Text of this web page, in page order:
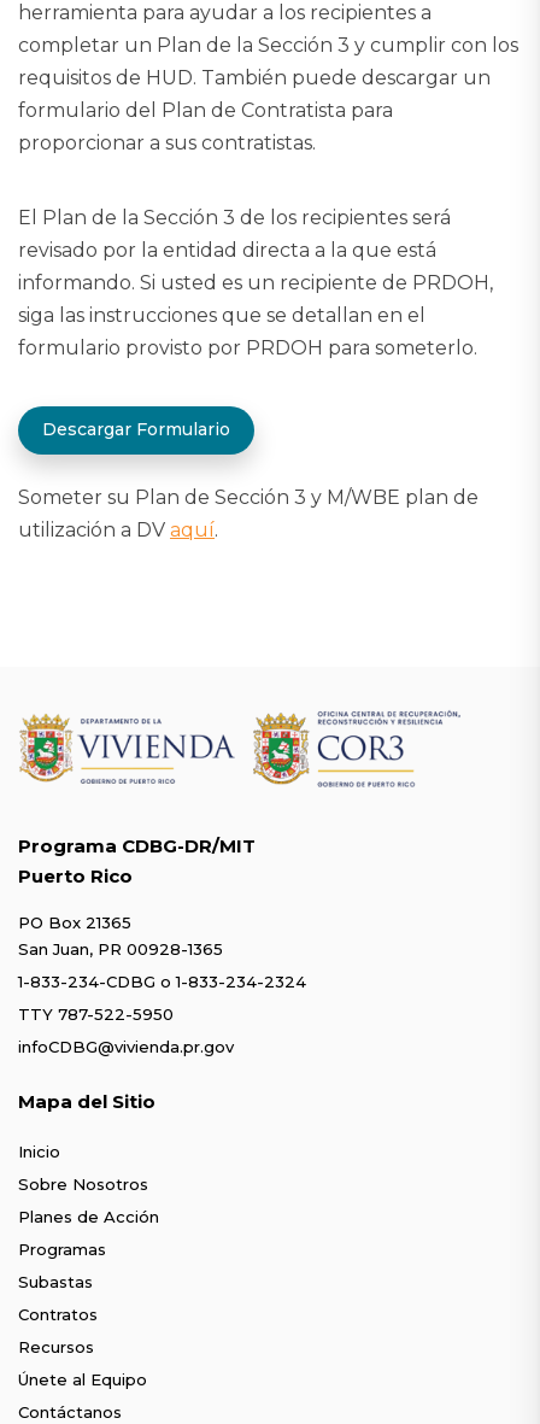
herramienta para ayudar a los recipientes a
completar un Plan de la Sección 3 y cumplir con los
requisitos de HUD. También puede descargar un
formulario del Plan de Contratista para
proporcionar a sus contratistas.
El Plan de la Sección 3 de los recipientes será
revisado por la entidad directa a la que está
informando. Si usted es un recipiente de PRDOH,
siga las instrucciones que se detallan en el
formulario provisto por PRDOH para someterlo.
Descargar Formulario
Someter su Plan de Sección 3 y M/WBE plan de
utilización a DV aquí.
Programa CDBG-DR/MIT
Puerto Rico
PO Box 21365
San Juan, PR 00928-1365
1-833-234-CDBG o1-833-234-2324
TTY 787-522-5950
infoCDBG@vivienda.pr.gov
Mapa del Sitio
Inicio
Sobre Nosotros
Planes de Acción
Programas
Subastas
Contratos
Recursos
Únete al Equipo
Contáctanos